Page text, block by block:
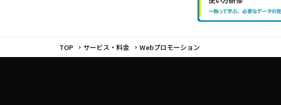
TOP サービス・料金 Webプロモーション